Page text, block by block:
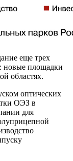
еще трех
новые площадки
областях.
оптических
ОЭЗ в
для